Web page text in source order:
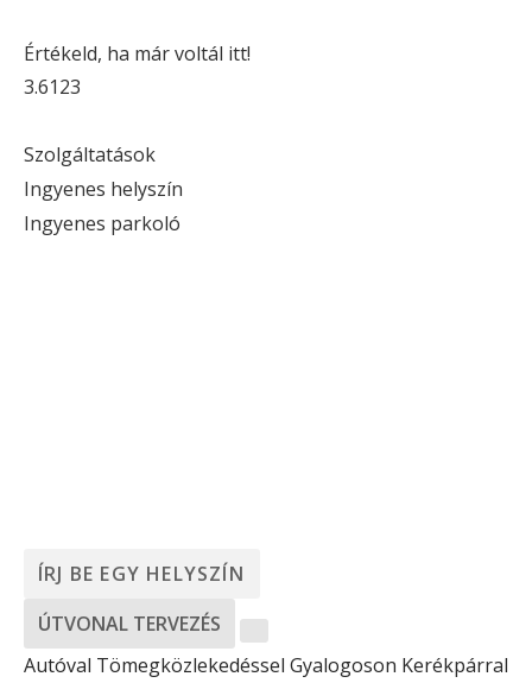
Értékeld, ha már voltál itt!
3.6123
Szolgáltatások
Ingyenes helyszín
Ingyenes parkoló
ÚTVONAL TERVEZÉS
Autóval Tömegközlekedéssel Gyalogoson Kerékpárral